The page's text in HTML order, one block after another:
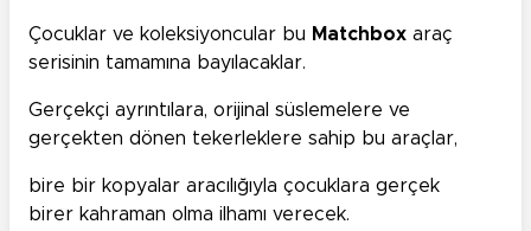
Çocuklar ve koleksiyoncular bu Matchbox araç
serisinin tamamına bayılacaklar.
Gerçekçi ayrıntılara, orijinal süslemelere ve
gerçekten dönen tekerleklere sahip bu araçlar,
bire bir kopyalar aracılığıyla çocuklara gerçek
birer kahraman olma ilhamı verecek.